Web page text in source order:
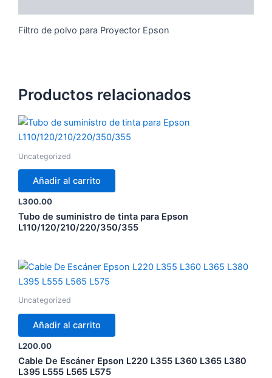
Filtro de polvo para Proyector Epson
Productos relacionados
Uncategorized
Añadir al carrito
L300.00
Tubo de suministro de tinta para Epson
L110/120/210/220/350/355
Uncategorized
Añadir al carrito
L200.00
Cable De Escáner Epson L220 L355 L360 L365 L380
L395 L555 L565 L575